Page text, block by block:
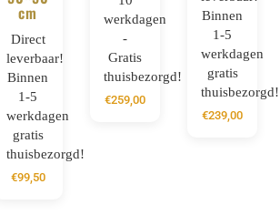
cm
Direct
leverbaar!
Binnen
1-5
werkdagen
gratis
thuisbezorgd!
€99,50
werkdagen
-
Gratis
thuisbezorgd!
€259,00
Binnen
1-5
werkdagen
gratis
thuisbezorgd!
€239,00